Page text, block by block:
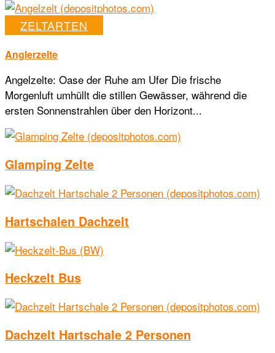
ZELTARTEN
Anglerzelte
Angelzelte: Oase der Ruhe am Ufer Die frische
Morgenluft umhüllt die stillen Gewässer, während die
ersten Sonnenstrahlen über den Horizont...
Glamping Zelte
Hartschalen Dachzelt
Heckzelt Bus
Dachzelt Hartschale 2 Personen